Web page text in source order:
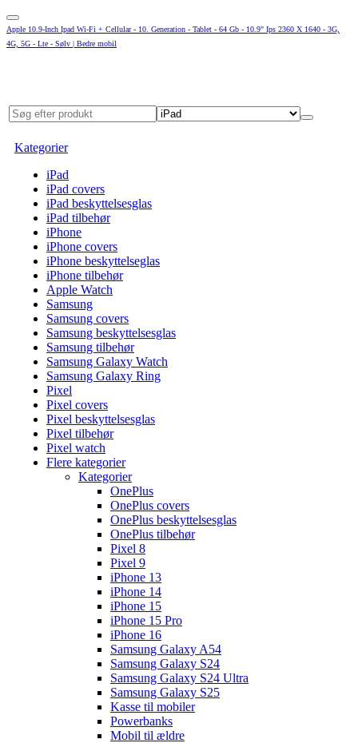
Apple 10.9-Inch Ipad Wi-Fi + Cellular - 10. Generation - Tablet - 64 Gb - 10.9" Ips 2360 X 1640 - 3G,
4G, 5G - Lte - Sølv | Bedre mobil
Kategorier
iPad
iPad covers
iPad beskyttelsesglas
iPad tilbehør
iPhone
iPhone covers
iPhone beskyttelseglas
iPhone tilbehør
Apple Watch
Samsung
Samsung covers
Samsung beskyttelsesglas
Samsung tilbehør
Samsung Galaxy Watch
Samsung Galaxy Ring
Pixel
Pixel covers
Pixel beskyttelsesglas
Pixel tilbehør
Pixel watch
Flere kategorier
Kategorier
OnePlus
OnePlus covers
OnePlus beskyttelsesglas
OnePlus tilbehør
Pixel 8
Pixel 9
iPhone 13
iPhone 14
iPhone 15
iPhone 15 Pro
iPhone 16
Samsung Galaxy A54
Samsung Galaxy S24
Samsung Galaxy S24 Ultra
Samsung Galaxy S25
Kasse til mobiler
Powerbanks
Mobil til ældre